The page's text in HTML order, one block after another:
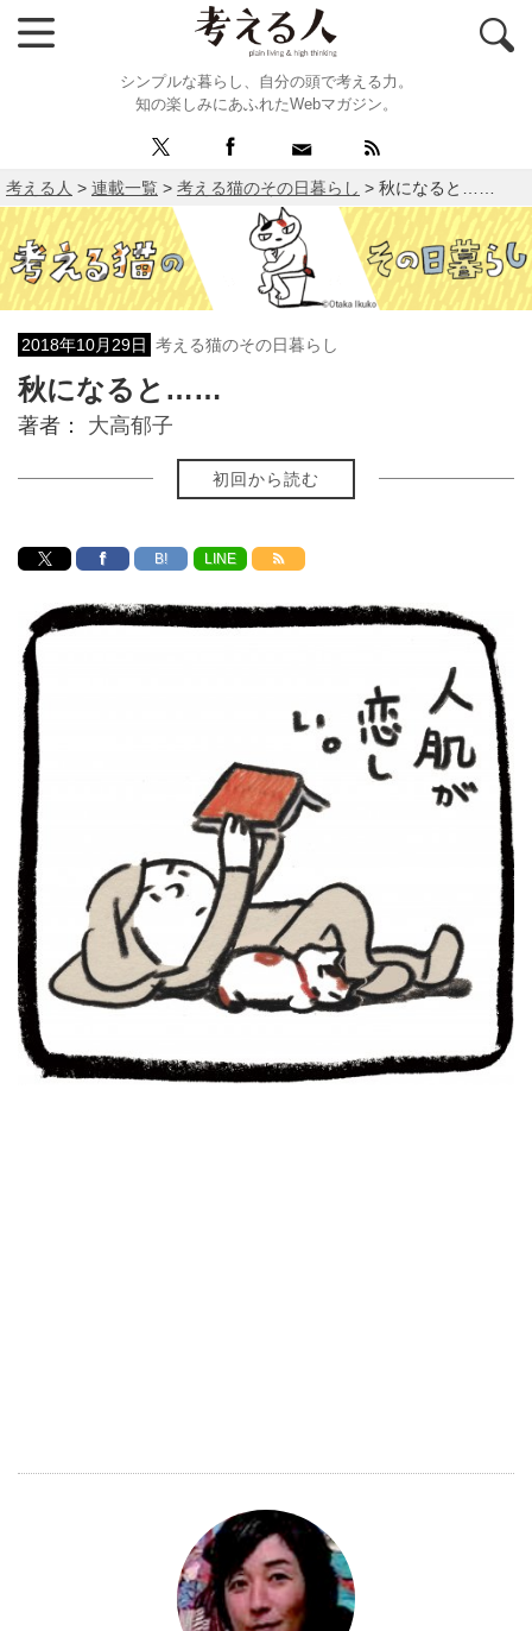
シンプルな暮らし、自分の頭で考える力。
知の楽しみにあふれたWebマガジン。
考える人 > 連載一覧 > 考える猫のその日暮らし > 秋になると……
2018年10月29日 考える猫のその日暮らし
秋になると……
著者： 大高郁子
初回から読む
B! LINE